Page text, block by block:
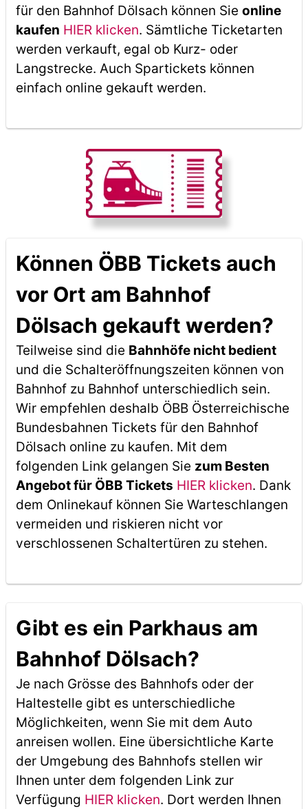
für den Bahnhof Dölsach können Sie online
kaufen HIER klicken. Sämtliche Ticketarten
werden verkauft, egal ob Kurz- oder
Langstrecke. Auch Spartickets können
einfach online gekauft werden.
Können ÖBB Tickets auch
vor Ort am Bahnhof
Dölsach gekauft werden?
Teilweise sind die Bahnhöfe nicht bedient
und die Schalteröffnungszeiten können von
Bahnhof zu Bahnhof unterschiedlich sein.
Wir empfehlen deshalb ÖBB Österreichische
Bundesbahnen Tickets für den Bahnhof
Dölsach online zu kaufen. Mit dem
folgenden Link gelangen Sie zum Besten
Angebot für ÖBB Tickets HIER klicken. Dank
dem Onlinekauf können Sie Warteschlangen
vermeiden und riskieren nicht vor
verschlossenen Schaltertüren zu stehen.
Gibt es ein Parkhaus am
Bahnhof Dölsach?
Je nach Grösse des Bahnhofs oder der
Haltestelle gibt es unterschiedliche
Möglichkeiten, wenn Sie mit dem Auto
anreisen wollen. Eine übersichtliche Karte
der Umgebung des Bahnhofs stellen wir
Ihnen unter dem folgenden Link zur
Verfügung HIER klicken. Dort werden Ihnen